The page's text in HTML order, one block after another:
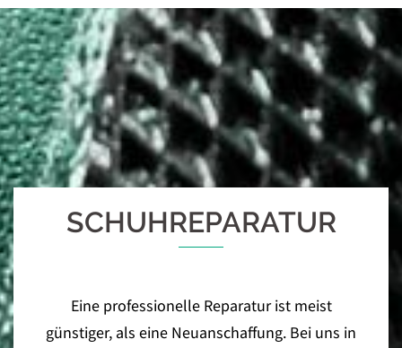
SCHUHREPARATUR
Eine professionelle Reparatur ist meist
günstiger, als eine Neuanschaffung. Bei uns in